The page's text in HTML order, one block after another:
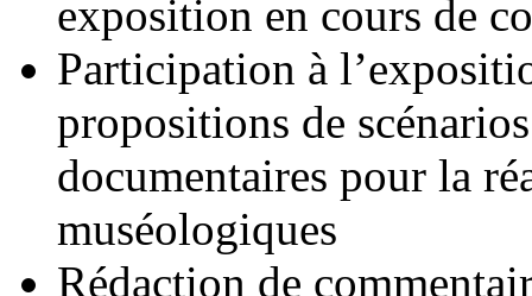
exposition en cours de
Participation à
propositions de
documentaires pour la
muséologiques
Rédaction de